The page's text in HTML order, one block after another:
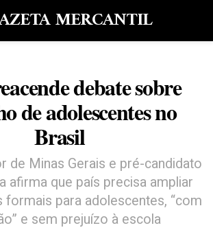
MERCANTIL
debate sobre
de adolescentes no
Brasil
de Minas Gerais e pré-candidato
afirma que país precisa ampliar
formais para adolescentes, “com
e sem prejuízo à escola